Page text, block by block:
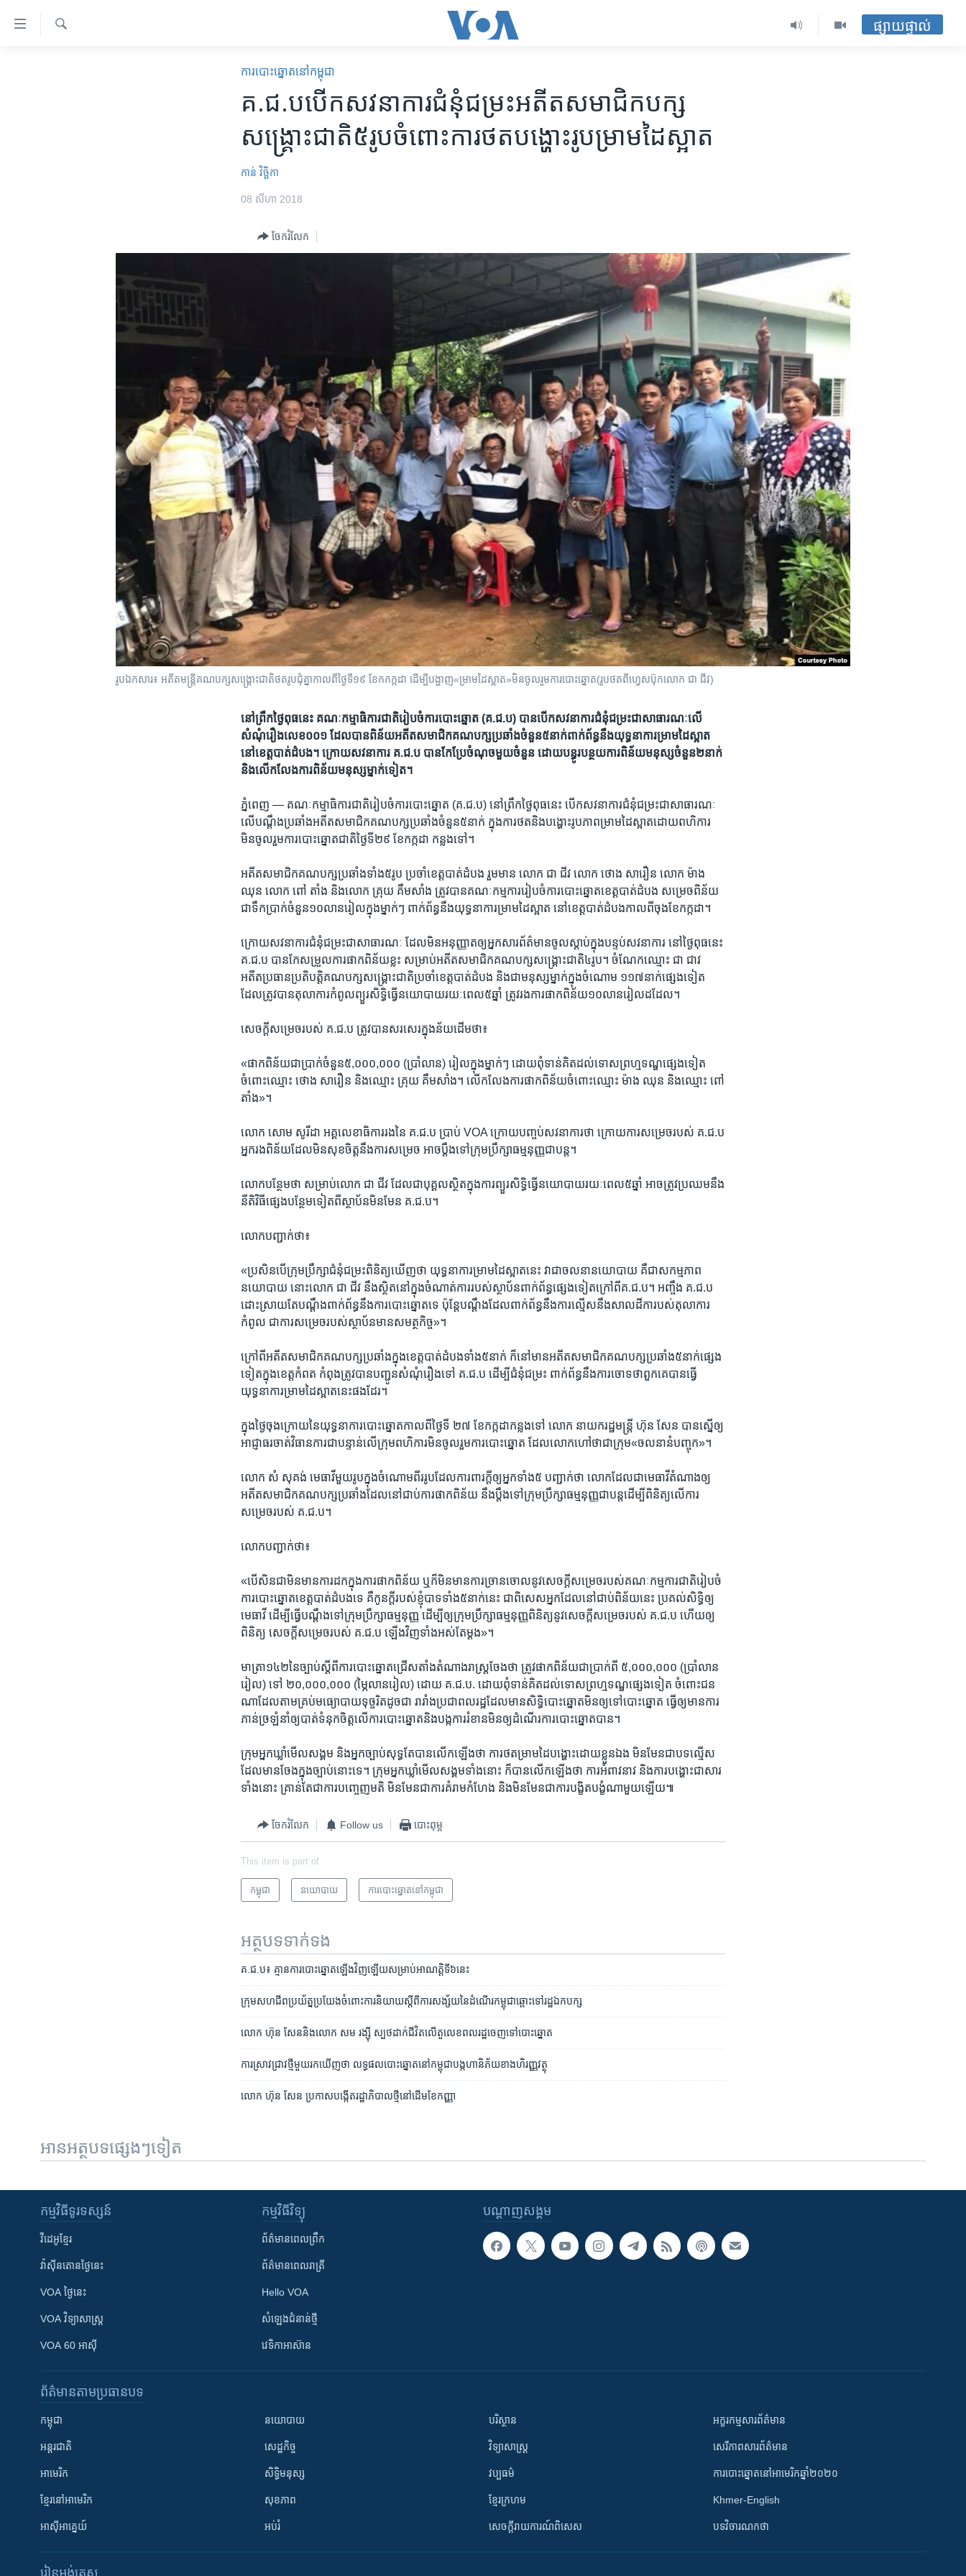
ទៅ​
ផ្សាយផ្ទាល់
​ការ​បោះឆ្នោត​​នៅ​កម្ពុជា
គ.ជ.ប​​​បើក​សវនាការ​ជំនុំជម្រះ​អតីត​សមាជិក​បក្ស​
សង្គ្រោះ​ជាតិ​៥​រូបចំពោះ​ការ​ថត​បង្ហោះ​រូប​ម្រាម​ដៃ​ស្អាត
កាន់ វិច្ឆិកា
08 សីហា 2018
ចែករំលែក
រូបឯកសារ៖ អតីត​មន្រ្តី​គណបក្ស​សង្រ្គោះជាតិ​ថត​រូប​ជុំគ្នា​កាល​ពី​ថ្ងៃ​ទី​១៩ ខែកកក្កដា ដើម្បី​បង្ហាញ​«ម្រាមដៃស្អាត»​មិន​ចូលរួម​ការ​បោះឆ្នោត​(រូបថតពីហ្វេសប៊ុក​លោក ជា ជីវ)
នៅ​ព្រឹក​ថ្ងៃ​ពុធ​នេះ​ ​គណៈកម្មាធិការ​ជាតិ​រៀប​ចំ​ការ​បោះ​ឆ្នោត​ ​(គ.ជ.ប)​ ​បាន​បើក​សវនាការ​ជំនុំជម្រះ​ជា​សាធារណៈ​លើ​
សំណុំ​រឿង​លេខ​០០១​ ​ដែល​បាន​ពិន័យ​អតីត​សមាជិក​គណ​បក្ស​ប្រឆាំង​ចំនួន​៥​នាក់​​ពាក់​ព័ន្ធ​នឹង​យុទ្ធនាការ​ម្រាម​ដៃ​ស្អាត​ ​
នៅ​ខេត្ត​បាត់​ដំបង។​ ​ក្រោយ​សវនាការ​ ​គ.ជ.ប​ ​បាន​កែប្រែ​ចំណុច​មួយ​ចំនួន​ ​ដោយ​បន្ធូរ​បន្ថយ​ការ​ពិន័យ​មនុស្ស​ចំនួន​២​នាក់
និង​លើក​លែង​ការ​ពិន័យ​មនុស្ស​ម្នាក់​ទៀត។
ភ្នំពេញ — គណៈកម្មាធិការ​ជាតិ​រៀប​ចំ​ការ​បោះ​ឆ្នោត ​(គ.ជ.ប)​ ​នៅ​ព្រឹក​ថ្ងៃ​ពុធ​នេះ​ បើក​សវនាការ​ជំនុំ​ជម្រះ​ជា​សាធារណៈ​
លើ​បណ្ដឹង​ប្រឆាំងអតីត​សមាជិក​គណ​បក្ស​ប្រឆាំង​ចំនួន​៥​នាក់​ ​ក្នុង​ការ​ថត​និង​បង្ហោះ​រូបភាព​ម្រាម​ដៃ​ស្អាត​ដោយ​ពហិការ​
មិន​ចូលរួម​ការ​បោះឆ្នោត​ជាតិ​ថ្ងៃ​ទី២៩​ ខែ​កក្កដា ​កន្លង​ទៅ។​
អតីត​សមាជិក​គណ​បក្ស​ប្រឆាំង​ទាំង​៥រូប​ ​ប្រចាំ​ខេត្ត​បាត់ដំបង​ ​រួម​មាន​ ​លោក​ ​ជា ជីវ​ ​លោក​ ​ថោង សារឿន​ ​លោក​ ​ម៉ាង
ឈុន​ ​លោក​ ​ពៅ តាំង​ និង​លោក​ គ្រុយ គឹមសាំង​ ​ត្រូវ​បាន​គណៈ​កម្មការ​រៀបចំ​ការ​បោះ​ឆ្នោត​ខេត្ត​បាត់​ដំបង​ ​សម្រេច​ពិន័យ​
ជា​ទឹក​ប្រាក់​ចំនួន​១០​លាន​រៀល​ក្នុង​ម្នាក់ៗ​ ​ពាក់​ព័ន្ធ​នឹង​យុទ្ធនា​ការ​ម្រាម​ដៃ​ស្អាត​ ​នៅ​ខេត្ត​បាត់​ដំបង​កាល​ពី​ចុងខែ​កក្កដា។​
​ក្រោយ​សវនាការ​ជំនុំ​ជម្រះ​ជា​សាធារណៈ​ ​ដែល​មិន​អនុញ្ញាត​ឲ្យ​អ្នក​សារព័ត៌មាន​ចូល​ស្ដាប់​ក្នុង​បន្ទប់​សវនាការ​ ​នៅ​ថ្ងៃ​ពុធ​នេះ​
គ.ជ.ប ​បានកែ​សម្រួលការ​ផាក​ពិន័យ​ខ្លះ​ ​សម្រាប់​អតីត​សមាជិក​គណ​បក្ស​សង្គ្រោះ​ជាតិ​៤​រូប។​ ​ចំណែក​ឈ្មោះ​ ​ជា ជាវ​ ​
អតីត​ប្រធាន​ប្រតិបត្តិ​គណ​បក្ស​សង្គ្រោះ​ជាតិ​ប្រចាំ​ខេត្ត​បាត់​ដំបង​ ​និង​ជា​មនុស្ស​ម្នាក់​ក្នុង​ចំណោម​ ​១១៧​នាក់​ផ្សេង​ទៀត​ ​
ដែល​ត្រូវ​បានតុលា​ការ​កំពូល​ព្យួរ​សិទ្ធិ​ធ្វើ​នយោបាយ​រយៈ​ពេល​៥ឆ្នាំ​ ​ត្រូវ​រង​ការ​ផាក​ពិន័យ​១០លាន​រៀល​ដ​ដែល។
សេចក្ដី​សម្រេច​របស់​ ​គ.ជ.ប​ ​ត្រូវ​បាន​សរសេរ​ក្នុង​ន័យ​ដើម​ថា៖​
«ផាក​ពិន័យ​ជា​ប្រាក់​ចំនួន​៥,០០០,០០០​ ​(ប្រាំ​លាន)​ ​រៀល​ក្នុង​ម្នាក់ៗ​ ​ដោយ​ពុំ​ទាន់​គិត​ដល់​ទោស​ព្រហ្មទណ្ឌ​ផ្សេង​ទៀត​
ចំពោះ​ឈ្មោះ​ ​ថោង សារឿន​ ​និង​ឈ្មោះ​ ​គ្រុយ គឹមសាំង។​ ​លើក​លែង​ការ​ផាក​ពិន័យ​ចំពោះ​ឈ្មោះ​ ​ម៉ាង ឈុន​ ​និង​ឈ្មោះ ពៅ
តាំង»។
លោក​ ​សោម សូរីដា​ ​អគ្គ​លេខាធិការ​រង​នៃ​ ​គ.ជ.ប​ ​ប្រាប់​ ​VOA​ ​ក្រោយ​បញ្ចប់​សវនាការ​ថា​ ​ក្រោយ​ការ​សម្រេច​របស់​ ​គ.ជ.ប​
​អ្នក​រង​ពិន័យ​ដែល​មិន​សុខ​ចិត្ត​នឹង​ការ​សម្រេច​ ​អាច​ប្តឹង​ទៅ​ក្រុម​ប្រឹក្សា​ធម្មនុញ្ញ​ជា​បន្ត។​
​លោក​បន្ថែម​ថា​ ​សម្រាប់​លោក​ ​ជា ជីវ​ ​ដែល​ជា​បុគ្គល​ស្ថិត​ក្នុង​ការ​ព្យួរ​សិទ្ធិ​ធ្វើ​នយោបាយ​រយៈ​ពេល​៥ឆ្នាំ​ ​អាច​ត្រូវ​ប្រឈម​នឹង​
នីតិ​វិធី​ផ្សេង​បន្ថែម​ទៀត​ពី​ស្ថាប័ន​មិន​មែន​ ​គ.ជ.ប។​
លោក​បញ្ជាក់​ថា៖​
«ប្រសិន​បើ​ក្រុម​ប្រឹក្សា​ជំនុំជម្រះ​ពិនិត្យ​ឃើញ​ថា​ ​យុទ្ធនាការ​ម្រាម​ដៃ​ស្អាត​នេះ​ ​វា​ជា​ចលនា​នយោបាយ​ ​គឺ​ជា​សកម្មភាព​
នយោបាយ នោះ​លោក​ ​ជា ជីវ​ ​នឹង​ស្ថិត​នៅ​ក្នុង​ចំណាត់​ការ​របស់​ស្ថាប័ន​ពាក់​ព័ន្ធ​ផ្សេង​ទៀត​ក្រៅ​ពី​គ.ជ.ប។​ ​អញ្ចឹង​ ​គ.ជ.ប​ ​
ដោះ​ស្រាយ​តែ​បណ្ដឹង​ពាក់​ព័ន្ធ​នឹង​ការ​បោះ​ឆ្នោត​ទេ​ ​ប៉ុន្តែ​បណ្ដឹង​ដែល​ពាក់​ព័ន្ធ​នឹង​ការ​ល្មើស​នឹង​សាល​ដីកា​របស់តុលា​ការ​
កំពូល​ ​ជា​ការ​សម្រេច​របស់​ស្ថាប័ន​មាន​សមត្ថកិច្ច»។
​ក្រៅ​ពី​អតីត​សមាជិក​គណ​បក្ស​ប្រឆាំង​ក្នុង​ខេត្ត​បាត់​ដំបង​ទាំង​៥​នាក់​ ​ក៏​នៅ​មាន​អតីត​សមាជិក​គណ​បក្ស​ប្រឆាំង​៥​នាក់​ផ្សេង​
ទៀត​ក្នុង​ខេត្ត​កំពត​ ​កំពុង​ត្រូវ​បាន​បញ្ជូន​សំណុំ​រឿង​ទៅ​ ​គ.ជ.ប​ ​ដើម្បីជំនុំ​ជម្រះ​ ​ពាក់​ព័ន្ធ​នឹង​ការ​ចោទ​ថា​ពួកគេ​បាន​ធ្វើ​
យុទ្ធនាការ​ម្រាម​ដៃ​ស្អាត​នេះ​ផង​ដែរ។
​ក្នុង​ថ្ងៃ​ចុង​ក្រោយ​នៃ​យុទ្ធនាការ​បោះឆ្នោត​កាល​ពី​ថ្ងៃ​ទី​ ២៧​ ​ខែ​កក្កដា​កន្លង​ទៅ​ ​លោក​ ​នាយក​រដ្ឋ​មន្ត្រី​ ​ហ៊ុន សែន​ ​បាន​ស្នើ​ឲ្យ​
អាជ្ញាធរ​ចាត់​វិធាន​ការ​ជាបន្ទាន់​លើ​ក្រុម​ពហិការ​មិន​ចូល​រួម​ការ​បោះឆ្នោត​ ​ដែល​លោក​ហៅ​ថា​ជា​ក្រុម​«ចលនា​នំ​បញ្ចុក»។
លោក​ ​សំ សុគង់​ ​មេធាវី​មួយ​រូប​ក្នុង​ចំណោម​ពីរ​រូប​ដែល​ការពារ​ក្តី​ឲ្យ​អ្នក​ទាំង​៥ បញ្ជាក់​ថា​ ​លោក​ដែល​ជា​មេធាវី​តំណាង​ឲ្យ​
អតីត​សមាជិក​គណ​បក្ស​ប្រឆាំង​ដែល​នៅ​ជាប់​ការ​ផាក​ពិន័យ​ ​នឹង​ប្ដឹង​ទៅ​ក្រុម​ប្រឹក្សា​ធម្មនុញ្ញ​ជា​បន្ត​ដើម្បីពិនិត្យ​លើ​ការ​
សម្រេច​របស់​ ​គ.ជ.ប។​
​លោក​បញ្ជាក់​ថា៖​
«បើសិនជា​មិន​មាន​ការ​ដក​ក្នុង​ការ​ផាក​ពិន័យ​ ​ឬ​ក៏​មិន​មាន​ការ​ច្រាន​ចោល​នូវ​សេចក្ដី​សម្រេច​របស់​គណៈ​កម្មការជាតិ​រៀប​ចំ​
ការ​បោះ​ឆ្នោត​ខេត្ត​បាត់​ដំបង​ទេ​ ​គឺ​កូន​ក្តី​របស់​ខ្ញុំ​បាទ​ទាំង​៥​នាក់​នេះ​ ​ជា​ពិសេស​អ្នក​ដែល​នៅ​ជាប់​ពិន័យ​នេះ​ ​ប្រគល់​សិទ្ធិ​ឲ្យ​
មេធាវី​ ​ដើម្បីធ្វើ​បណ្ដឹង​ទៅ​ក្រុម​ប្រឹក្សា​ធម្មនុញ្ញ ដើម្បីឲ្យ​ក្រុម​ប្រឹក្សា​ធម្មនុញ្ញ​ពិនិត្យ​នូវ​សេចក្ដី​សម្រេច​របស់​ ​គ.ជ.ប​ ​ហើយ​ឲ្យ​
ពិនិត្យ​ ​សេចក្ដី​សម្រេច​របស់​ ​គ.ជ.ប​ ​ឡើង​វិញ​ទាំង​អស់​តែ​ម្ដង»។​
មាត្រា១៤២​នៃ​ច្បាប់​ស្ដីពី​ការ​បោះ​ឆ្នោត​ជ្រើស​តាំង​តំណាងរាស្ត្រ​ចែង​ថា​ ​ត្រូវ​ផាក​ពិន័យ​ជា​ប្រាក់​ពី ៥,០០០,០០០​ ​(ប្រាំ​លាន​
រៀល)​ ​ទៅ​ ​២០,០០០,០០០​ ​(ម្ភៃ​លាន​រៀល)​ ​ដោយ​ ​គ.ជ.ប.​ ​ដោយ​ពុំ​ទាន់​គិត​ដល់​ទោស​ព្រហ្មទណ្ឌ​ផ្សេង​ទៀត​ ​ចំពោះ​ជន​
ណា​ដែល​តាម​គ្រប់​មធ្យោបាយ​ទុច្ចរិត​ដូចជា​ ​រារាំង​ប្រជា​ពលរដ្ឋដែល​មាន​សិទ្ធិ​បោះ​ឆ្នោត​មិន​ឲ្យ​ទៅ​បោះ​ឆ្នោត​ ​ធ្វើ​ឲ្យ​មាន​ការ​
ភាន់ច្រឡំ​នាំ​ឲ្យ​បាត់​ទំនុក​ចិត្ត​លើ​ការ​បោះ​ឆ្នោត​និង​បង្ក​ការ​រំខាន​មិន​ឲ្យ​ដំណើរ​ការ​បោះ​ឆ្នោត​បាន។​
ក្រុម​អ្នក​ឃ្លាំ​មើល​សង្គម និង​អ្នក​ច្បាប់​សុទ្ធ​តែ​បាន​លើក​ឡើង​ថា ការ​ថត​ម្រាម​ដៃ​បង្ហោះ​ដោយ​ខ្លួន​ឯង មិន​មែន​ជា​បទ​ល្មើស
ដែល​មាន​ចែង​ក្នុង​ច្បាប់​នោះ​ទេ។ ក្រុម​អ្នក​ឃ្លាំ​មើល​សង្គម​ទាំង​នោះ​ ក៏​បាន​លើក​ឡើង​ថា ការ​អំពាវនាវ និង​ការ​បង្ហោះ​ជា​សារ​
ទាំង​នោះ​ ​គ្រាន់​តែ​ជា​ការ​បញ្ចេញ​មតិ មិន​មែន​ជា​ការ​គំរាម​កំហែង និង​មិន​មែន​ជា​ការ​បង្ខិតបង្ខំ​ណាមួយ​ឡើយ៕​
ចែករំលែក Follow us បោះពុម្ព
This item is part of
កម្ពុជា នយោបាយ ​ការ​បោះឆ្នោត​​នៅ​កម្ពុជា
អត្ថបទ​ទាក់ទង
គ.ជ.ប៖ គ្មាន​​ការ​បោះឆ្នោត​ឡើង​វិញ​ឡើយ​​សម្រាប់​​អាណត្តិ​ទី​៦​នេះ
ក្រុម​សហជីព​ប្រយ័ត្នប្រយែង​ចំពោះ​ការ​និយាយ​ស្ដី​ពី​ការសង្ស័យ​នៃ​ដំណើរ​កម្ពុជា​ឆ្ពោះ​ទៅ​រដ្ឋ​ឯក​បក្ស
លោក ​ហ៊ុន សែន​និង​លោក​ ​សម រង្ស៊ី​ ​ស្បថ​ដាក់​ជីវិត​លើ​​តួលេខ​​ពល​រដ្ឋ​ចេញ​ទៅ​បោះឆ្នោត
ការ​ស្រាវជ្រាវ​​ថ្មី​​មួយ​​រក​​ឃើញ​​ថា​ លទ្ធផល​​បោះឆ្នោត​​នៅ​កម្ពុជា​​​បង្ក​ហានិភ័យ​​ខាង​​ហិរញ្ញវត្ថុ
លោក​ ​ហ៊ុន សែន​ ​ប្រកាស​​បង្កើត​​រដ្ឋាភិបាល​ថ្មី​នៅ​ដើម​ខែ​កញ្ញា
អានអត្ថបទផ្សេងៗទៀត
បណ្តាញ​សង្គម
កម្មវិធី​ទូរទស្សន៍
វីដេអូ​ខ្មែរ
វ៉ាស៊ីនតោន​ថ្ងៃ​នេះ
VOA ថ្ងៃនេះ
VOA ​វិទ្យាសាស្ត្រ
VOA 60 អាស៊ី
កម្មវិធី​វិទ្យុ
ព័ត៌មាន​ពេល​ព្រឹក
ព័ត៌មាន​​ពេល​រាត្រី
Hello VOA
សំឡេង​ជំនាន់​ថ្មី
វេទិកា​អាស៊ាន
ព័ត៌មាន​តាមប្រធានបទ​
កម្ពុជា
អន្តរជាតិ
អាមេរិក
ខ្មែរ​នៅអាមេរិក
អាស៊ីអាគ្នេយ៍
នយោបាយ
សេដ្ឋកិច្ច
សិទ្ធិមនុស្ស
សុខភាព
អប់រំ
បរិស្ថាន
វិទ្យាសាស្រ្ត
វប្បធម៌
ខ្មែរក្រហម
សេចក្តីរាយការណ៍ពិសេស
អក្ខរកម្មសារព័ត៌មាន
សេរីភាពសារព័ត៌មាន
ការបោះឆ្នោតនៅអាមេរិកឆ្នាំ២០២០
Khmer-English
បទវិចារណកថា